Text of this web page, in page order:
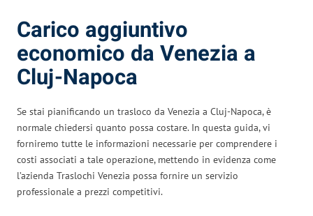
Carico aggiuntivo
economico da Venezia a
Cluj-Napoca
Se stai pianificando un trasloco da Venezia a Cluj-Napoca, è
normale chiedersi quanto possa costare. In questa guida, vi
forniremo tutte le informazioni necessarie per comprendere i
costi associati a tale operazione, mettendo in evidenza come
l’azienda Traslochi Venezia possa fornire un servizio
professionale a prezzi competitivi.